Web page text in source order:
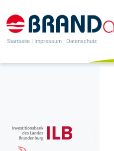
Startseite | Impressum | Datenschutz